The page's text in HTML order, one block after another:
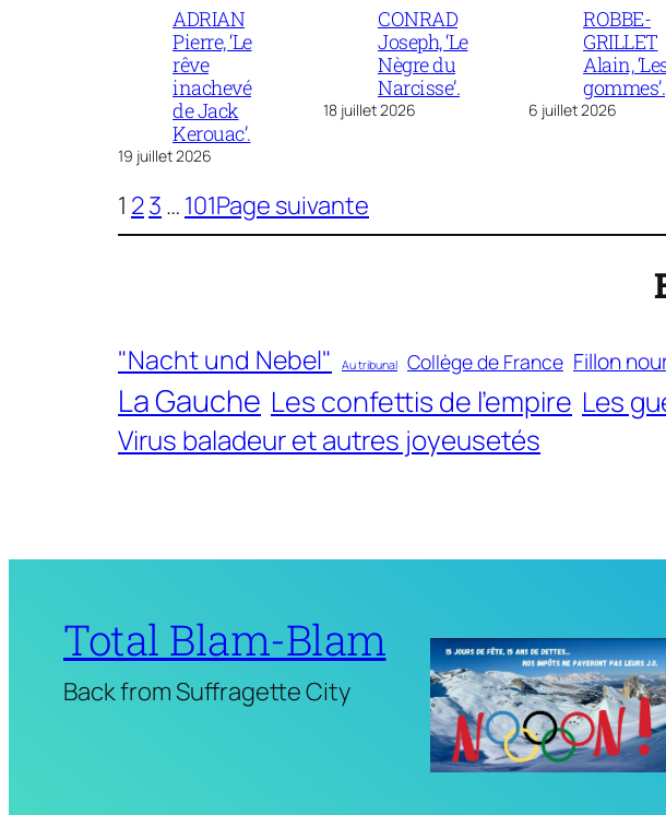
ADRIAN
Pierre, ‘Le
rêve
inachevé
de Jack
Kerouac’.
19 juillet 2026
CONRAD
Joseph, ‘Le
Nègre du
Narcisse’.
18 juillet 2026
ROBBE-
GRILLET
Alain,
gommes’.
6 juillet 2026
1 23 … 101Page suivante
"Nacht und Nebel" Au tribunal Collège de France Fillon
La Gauche Les confettis de l'empire Les
Virus baladeur et autres joyeusetés
Total Blam-Blam
Back from Suffragette City